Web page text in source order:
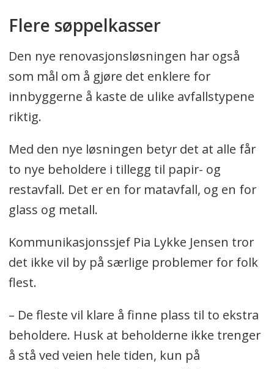
Flere søppelkasser
Den nye renovasjonsløsningen har også
som mål om å gjøre det enklere for
innbyggerne å kaste de ulike avfallstypene
riktig.
Med den nye løsningen betyr det at alle får
to nye beholdere i tillegg til papir- og
restavfall. Det er en for matavfall, og en for
glass og metall.
Kommunikasjonssjef Pia Lykke Jensen tror
det ikke vil by på særlige problemer for folk
flest.
– De fleste vil klare å finne plass til to ekstra
beholdere. Husk at beholderne ikke trenger
å stå ved veien hele tiden, kun på